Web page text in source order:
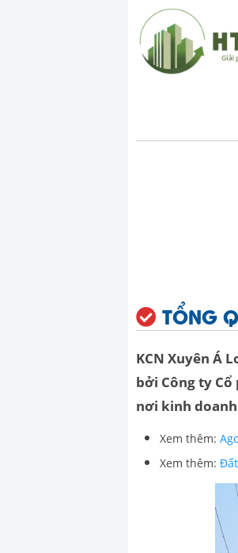
TỔNG
KCN Xuyên Á
bởi Công ty
nơi kinh
Xem thêm:
Xem thêm: